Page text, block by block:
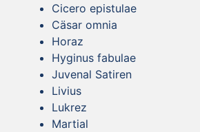
Cicero epistulae
Cäsar omnia
Horaz
Hyginus fabulae
Juvenal Satiren
Livius
Lukrez
Martial